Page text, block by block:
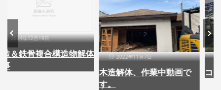
年12月19日
鉄骨複合構造物解体 2022年11月7日
木造解体、作業中動画で
す。
2020
コロナ